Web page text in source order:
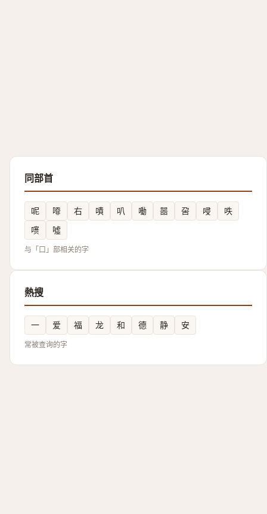
同部首
呢 㗺 右 嘖 叭 㗢 噐 呄 唚
呹
㗷
噓
与「口」部相关的字
熱搜
一 爱 福 龙 和 德 静 安
常被查询的字